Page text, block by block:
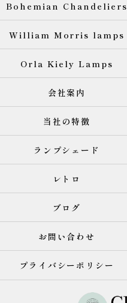
Bohemian Chandeliers
William Morris lamps
Orla Kiely Lamps
会社案内
当社の特徴
ランプシェード
レトロ
ブログ
お問い合わせ
プライバシーポリシー